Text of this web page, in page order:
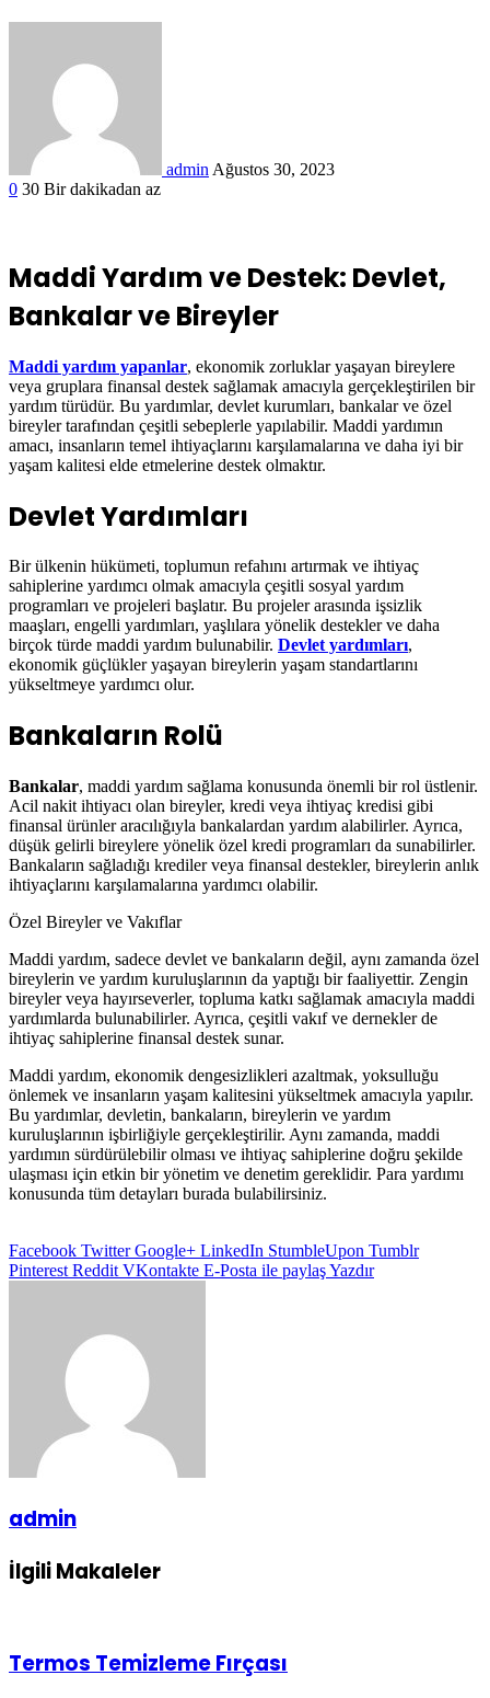
admin Ağustos 30, 2023
0 30 Bir dakikadan az
Maddi Yardım ve Destek: Devlet,
Bankalar ve Bireyler
Maddi yardım yapanlar, ekonomik zorluklar yaşayan bireylere
veya gruplara finansal destek sağlamak amacıyla gerçekleştirilen bir
yardım türüdür. Bu yardımlar, devlet kurumları, bankalar ve özel
bireyler tarafından çeşitli sebeplerle yapılabilir. Maddi yardımın
amacı, insanların temel ihtiyaçlarını karşılamalarına ve daha iyi bir
yaşam kalitesi elde etmelerine destek olmaktır.
Devlet Yardımları
Bir ülkenin hükümeti, toplumun refahını artırmak ve ihtiyaç
sahiplerine yardımcı olmak amacıyla çeşitli sosyal yardım
programları ve projeleri başlatır. Bu projeler arasında işsizlik
maaşları, engelli yardımları, yaşlılara yönelik destekler ve daha
birçok türde maddi yardım bulunabilir. Devlet yardımları,
ekonomik güçlükler yaşayan bireylerin yaşam standartlarını
yükseltmeye yardımcı olur.
Bankaların Rolü
Bankalar, maddi yardım sağlama konusunda önemli bir rol üstlenir.
Acil nakit ihtiyacı olan bireyler, kredi veya ihtiyaç kredisi gibi
finansal ürünler aracılığıyla bankalardan yardım alabilirler. Ayrıca,
düşük gelirli bireylere yönelik özel kredi programları da sunabilirler.
Bankaların sağladığı krediler veya finansal destekler, bireylerin anlık
ihtiyaçlarını karşılamalarına yardımcı olabilir.
Özel Bireyler ve Vakıflar
Maddi yardım, sadece devlet ve bankaların değil, aynı zamanda özel
bireylerin ve yardım kuruluşlarının da yaptığı bir faaliyettir. Zengin
bireyler veya hayırseverler, topluma katkı sağlamak amacıyla maddi
yardımlarda bulunabilirler. Ayrıca, çeşitli vakıf ve dernekler de
ihtiyaç sahiplerine finansal destek sunar.
Maddi yardım, ekonomik dengesizlikleri azaltmak, yoksulluğu
önlemek ve insanların yaşam kalitesini yükseltmek amacıyla yapılır.
Bu yardımlar, devletin, bankaların, bireylerin ve yardım
kuruluşlarının işbirliğiyle gerçekleştirilir. Aynı zamanda, maddi
yardımın sürdürülebilir olması ve ihtiyaç sahiplerine doğru şekilde
ulaşması için etkin bir yönetim ve denetim gereklidir. Para yardımı
konusunda tüm detayları burada bulabilirsiniz.
Facebook Twitter Google+ LinkedIn StumbleUpon Tumblr
Pinterest Reddit VKontakte E-Posta ile paylaşYazdır
admin
İlgili Makaleler
Termos Temizleme Fırçası